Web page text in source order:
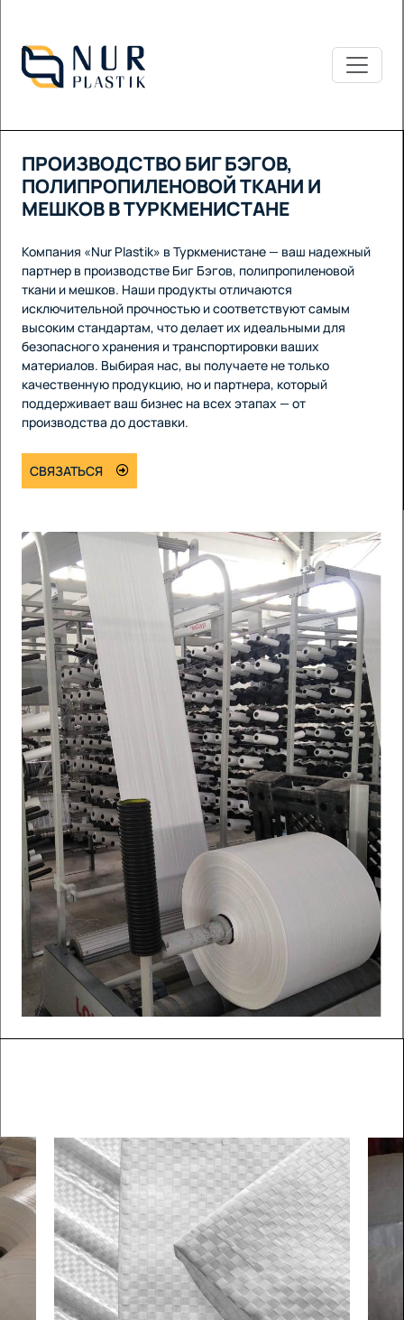
ПРОИЗВОДСТВО БИГ БЭГОВ,
ПОЛИПРОПИЛЕНОВОЙ ТКАНИ И
МЕШКОВ В ТУРКМЕНИСТАНЕ
Компания «Nur Plastik» в Туркменистане — ваш надежный
партнер в производстве Биг Бэгов, полипропиленовой
ткани и мешков. Наши продукты отличаются
исключительной прочностью и соответствуют самым
высоким стандартам, что делает их идеальными для
безопасного хранения и транспортировки ваших
материалов. Выбирая нас, вы получаете не только
качественную продукцию, но и партнера, который
поддерживает ваш бизнес на всех этапах — от
производства до доставки.
СВЯЗАТЬСЯ